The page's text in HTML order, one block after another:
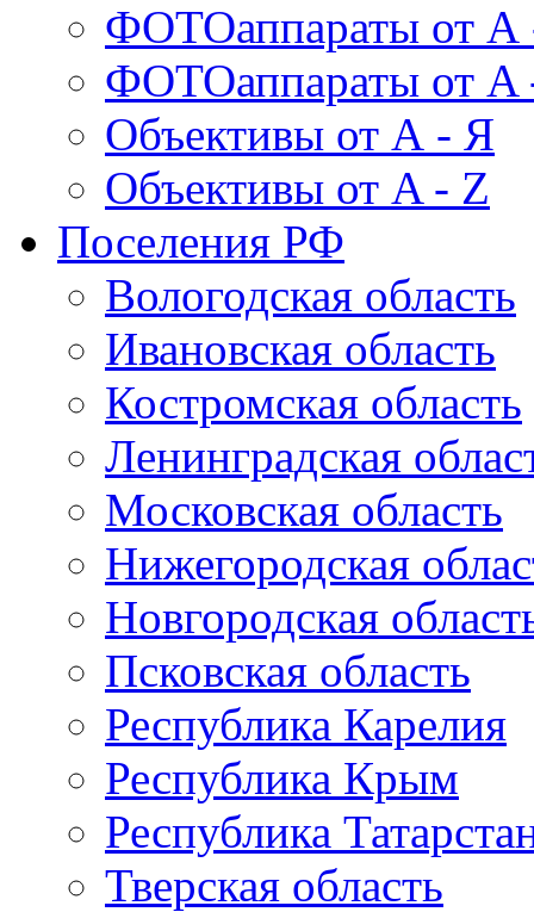
ФОТОаппараты от А
ФОТОаппараты от A
Объективы от А - Я
Объективы от A - Z
Поселения РФ
Вологодская область
Ивановская область
Костромская область
Ленинградская
Московская область
Нижегородская
Новгородская
Псковская область
Республика Карелия
Республика Крым
Республика
Тверская область